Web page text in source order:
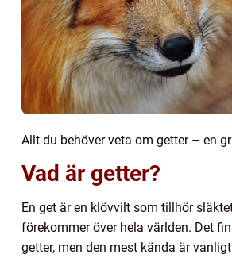
Allt du behöver veta om getter – en
Vad är getter?
En get är en klövvilt som tillhör
förekommer över hela världen. Det
getter, men den mest kända är